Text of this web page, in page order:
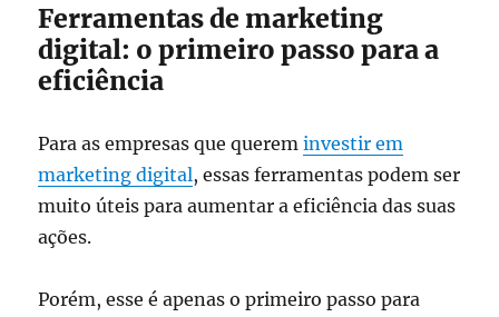
Ferramentas de marketing
digital: o primeiro passo para a
eficiência
Para as empresas que quereminvestir em
marketing digital, essas ferramentas podem ser
muito úteis para aumentar a eficiência das suas
ações.
Porém, esse é apenas o primeiro passo para